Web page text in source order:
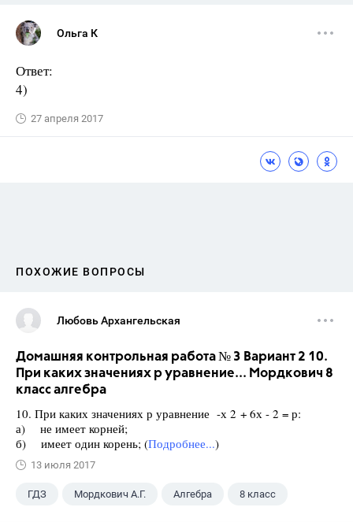
Ольга К
Ответ:
4)
27 апреля 2017
ПОХОЖИЕ ВОПРОСЫ
Любовь Архангельская
Домашняя контрольная работа № 3 Вариант 2 10.
При каких значениях р уравнение... Мордкович 8
класс алгебра
10. При каких значениях р уравнение -х 2 + 6х - 2 = р:
а) не имеет корней;
б) имеет один корень; (Подробнее...)
13 июля 2017
ГДЗ Мордкович А.Г. Алгебра 8 класс